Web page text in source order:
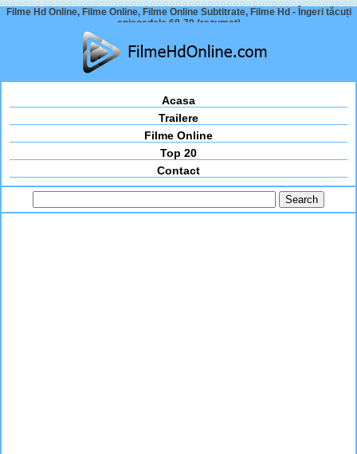
Filme Hd Online, Filme Online, Filme Online Subtitrate, Filme Hd - Îngeri tăcuți
episoadele 68-70 (rezumat)
Acasa
Trailere
Filme Online
Top 20
Contact